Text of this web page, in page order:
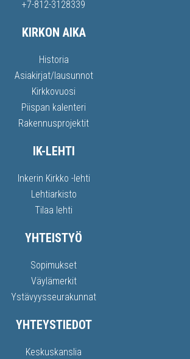
+7-812-3128339
KIRKON AIKA
Historia
Asiakirjat/lausunnot
Kirkkovuosi
Piispan kalenteri
Rakennusprojektit
IK-LEHTI
Inkerin Kirkko -lehti
Lehtiarkisto
Tilaa lehti
YHTEISTYÖ
Sopimukset
Väylämerkit
Ystävyysseurakunnat
YHTEYSTIEDOT
Keskuskanslia